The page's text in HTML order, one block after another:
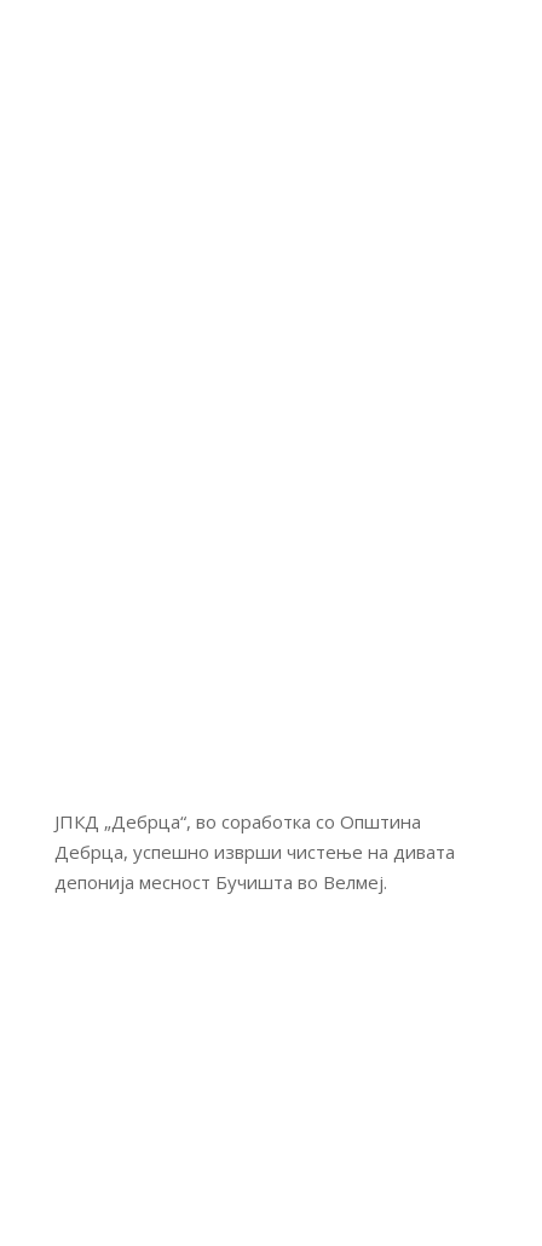
ЈПКД „Дебрца“, во соработка со Општина
Дебрца, успешно изврши чистење на дивата
депонија месност Бучишта во Велмеј.